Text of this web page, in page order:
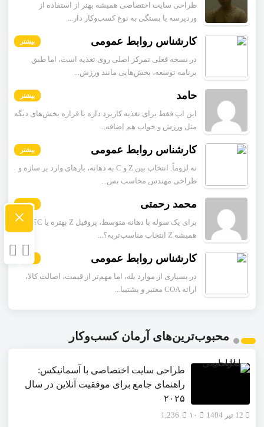
طراحی سایت اختصاصی همیشه بهتر از استفاده از
وردپرسه یا بستگی به نوع کسب‌وکار دار...
کارشناس روابط عمومی بیشتر
در نسخه فعلی تمرکز اصلی روی تغذیه است، اما طبق
برنامه توسعه، بخش‌هایی مانند ورزش...
حامد بیشتر
این اپ فقط برای تغذیه کاربرد داره یا قراره بخش‌های دیگه
مثل ورزش و خواب هم اضافه...
کارشناس روابط عمومی بیشتر
نه لزوماً. انتخاب بین Z و C به دهانه، بارهای وارد بر سازه و
طراحی مهندس محاسب بس...
محمد رحمتی بیشتر
برای یک سوله با دهانه متوسط، پروفیل Z بهتره یا C؟
همیشه Z انتخاب مناسب‌تریه؟...
کارشناس روابط عمومی بیشتر
در بسیاری از موارد بله، اما مهم‌تر از قیمت، اصالت کالا،
ارائه COA معتبر و پشتیبا...
محبوب‌ترین‌های آرمان کسب‌وکار
طراحی سایت اختصاصی با آسمانیکس:
راهنمای جامع برای موفقیت آنلاین در سال
۲۰۲۵
12 تیر 1404 1,236
×